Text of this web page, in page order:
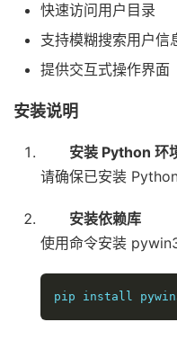
快速访问用户目录
支持模糊搜索用户信
提供交互式操作界面
安装说明
安装 Python 环
请确保已安装
安装依赖库
使用命令安装
pip install